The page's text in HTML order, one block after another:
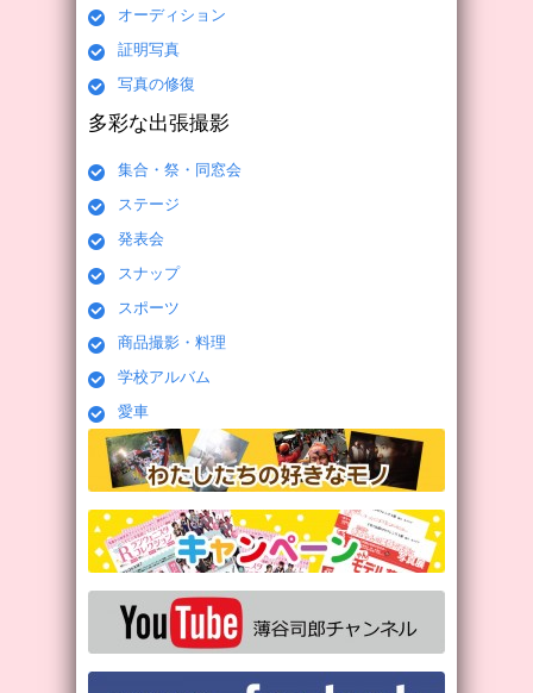
オーディション
証明写真
写真の修復
多彩な出張撮影
集合・祭・同窓会
ステージ
発表会
スナップ
スポーツ
商品撮影・料理
学校アルバム
愛車